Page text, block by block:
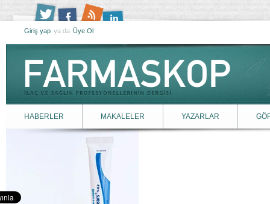
Giriş yap ya da Üye Ol
HABERLER MAKALELER YAZARLAR